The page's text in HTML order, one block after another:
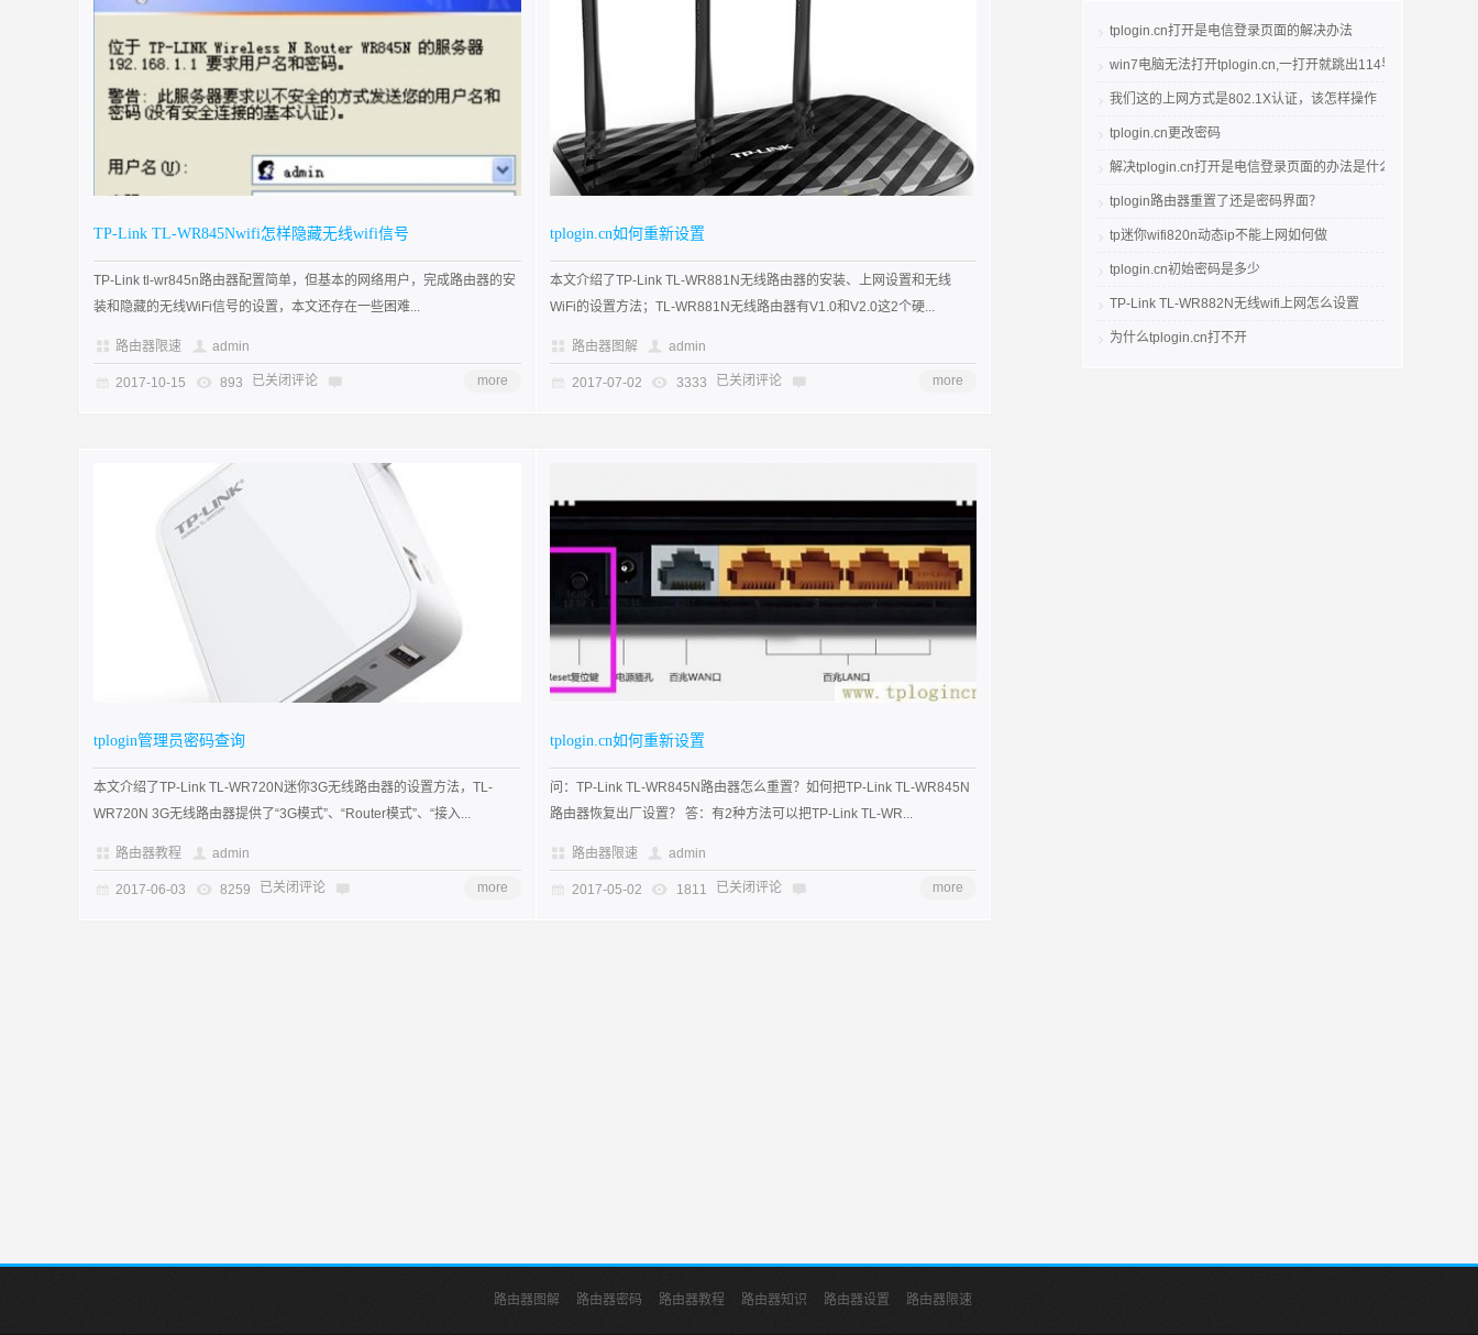
TP-Link TL-WR845Nwifi怎样隐藏无线wifi信号
TP-Link tl-wr845n路由器配置简单，但基本的网络用户，完成路由器的安
装和隐藏的无线WiFi信号的设置，本文还存在一些困难...
路由器限速 admin
2017-10-15 893 已关闭评论 more
tplogin.cn如何重新设置
本文介绍了TP-Link TL-WR881N无线路由器的安装、上网设置和无线
WiFi的设置方法；TL-WR881N无线路由器有V1.0和V2.0这2个硬...
路由器图解 admin
2017-07-02 3333 已关闭评论 more
tplogin管理员密码查询
本文介绍了TP-Link TL-WR720N迷你3G无线路由器的设置方法，TL-
WR720N 3G无线路由器提供了“3G模式”、“Router模式”、“接入...
路由器教程 admin
2017-06-03 8259 已关闭评论 more
tplogin.cn如何重新设置
问：TP-Link TL-WR845N路由器怎么重置？如何把TP-Link TL-WR845N
路由器恢复出厂设置？ 答：有2种方法可以把TP-Link TL-WR...
路由器限速 admin
2017-05-02 1811 已关闭评论 more
tplogin.cn打开是电信登录页面的解决办法
win7电脑无法打开tplogin.cn,一打开就跳出114导航
我们这的上网方式是802.1X认证，该怎样操作
tplogin.cn更改密码
解决tplogin.cn打开是电信登录页面的办法是什么? tplogin.cn管
tplogin路由器重置了还是密码界面？
tp迷你wifi820n动态ip不能上网如何做
tplogin.cn初始密码是多少
TP-Link TL-WR882N无线wifi上网怎么设置
为什么tplogin.cn打不开
路由器图解 路由器密码 路由器教程 路由器知识 路由器设置 路由器限速